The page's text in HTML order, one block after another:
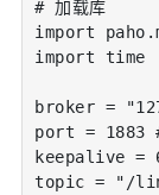
# 加载库
import
import time
broker =
port = 1883 #
keepalive =
topic = "/